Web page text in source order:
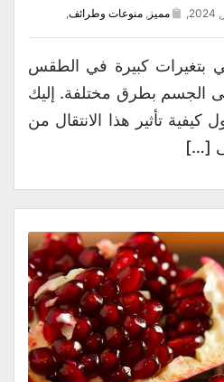
مميز , منوعات وطرائف,
بتغيرات كبيرة في الطقس
الجسم بطرق مختلفة. إليك
تأثير هذا الانتقال من
[…]